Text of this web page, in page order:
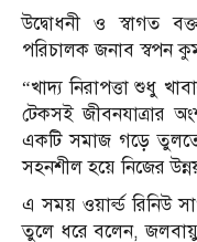
উদ্বোধনী ও স্বাগত
পরিচালক জনাব স্বপন
“খাদ্য নিরাপত্তা শুধু
টেকসই জীবনযাত্রার
একটি সমাজ গড়ে তুলতে
সহনশীল হয়ে নিজের
এ সময় ওয়ার্ল্ড রিনিউ
তুলে ধরে বলেন, জলবায়ু